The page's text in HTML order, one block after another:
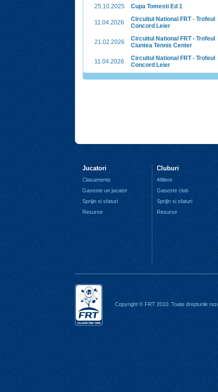
25.10.2025
Cupa Tomesti Ed 1
11.04.2026
Circuitul National FRT - Trofeul
Concord Leier
21.02.2026
Circuitul National FRT - Trofeul
Ciuntea Tennis Center
11.04.2026
Circuitul National FRT - Trofeul
Concord Leier
Jucatori
Clasamente
Gaseste un jucator
Sprijin si sfaturi
Resurse
Cluburi
Afiliere
Gaseste club
Sprijin si sfaturi
Resurse
Copyright © FRT 2010. Toate drepturile